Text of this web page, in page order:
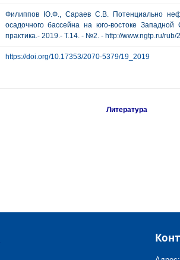
Филиппов Ю.Ф., Сараев С.В. Потенциально
осадочного бассейна на юго-востоке
практика.- 2019.- Т.14. - №2. - http://www.ngtp.ru/rub/
https://doi.org/10.17353/2070-5379/19_2019
Литература